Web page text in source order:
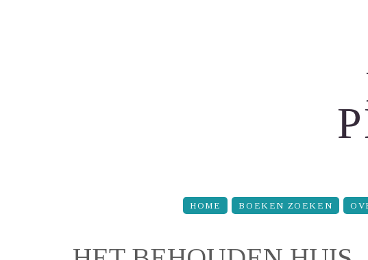
HOME BOEKEN ZOEKEN